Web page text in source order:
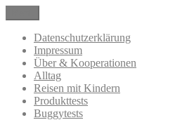
Inhalt
springen
BloggerMumOf3Boys Mamablog
Mamablog über das Leben mit drei
Alltagsthemen
Datenschutzerklärung
Impressum
Über & Kooperationen
Alltag
Reisen mit Kindern
Produkttests
Buggytests